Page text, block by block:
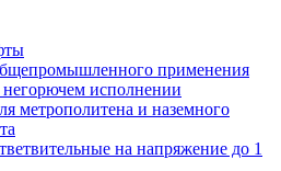
применения
исполнении
метрополитена и наземного
на напряжение до 1